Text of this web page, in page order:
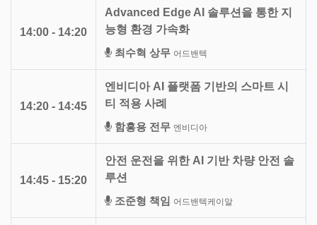
14:00 - 14:20
Advanced Edge AI 솔루션을 통한 지
능형 환경 가속화
최수혁 상무 어드밴텍
14:20 - 14:45
엔비디아 AI 플랫폼 기반의 스마트 시
티 적용 사례
함흥용 전무 엔비디아
14:45 - 15:20
안전 운전을 위한 AI 기반 차량 안전 솔
루션
조준형 책임 어드밴텍케이알